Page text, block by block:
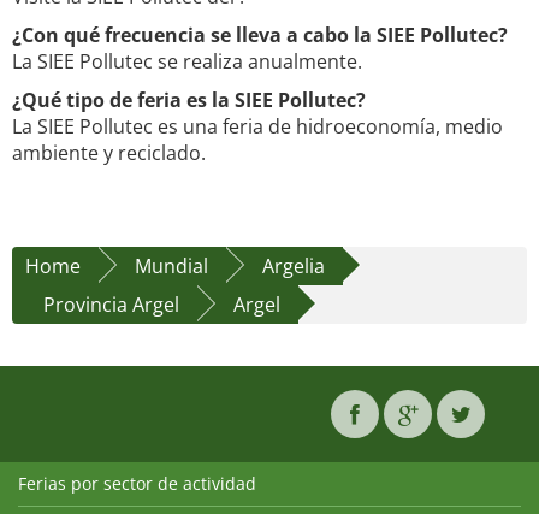
¿Con qué frecuencia se lleva a cabo la SIEE Pollutec?
La SIEE Pollutec se realiza anualmente.
¿Qué tipo de feria es la SIEE Pollutec?
La SIEE Pollutec es una feria de hidroeconomía, medio
ambiente y reciclado.
Home Mundial
Argelia
Provincia Argel
Argel
Ferias por sector de actividad